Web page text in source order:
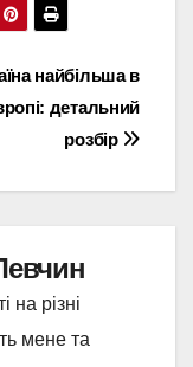
найбільша в
детальний
розбір
на різні
мене та